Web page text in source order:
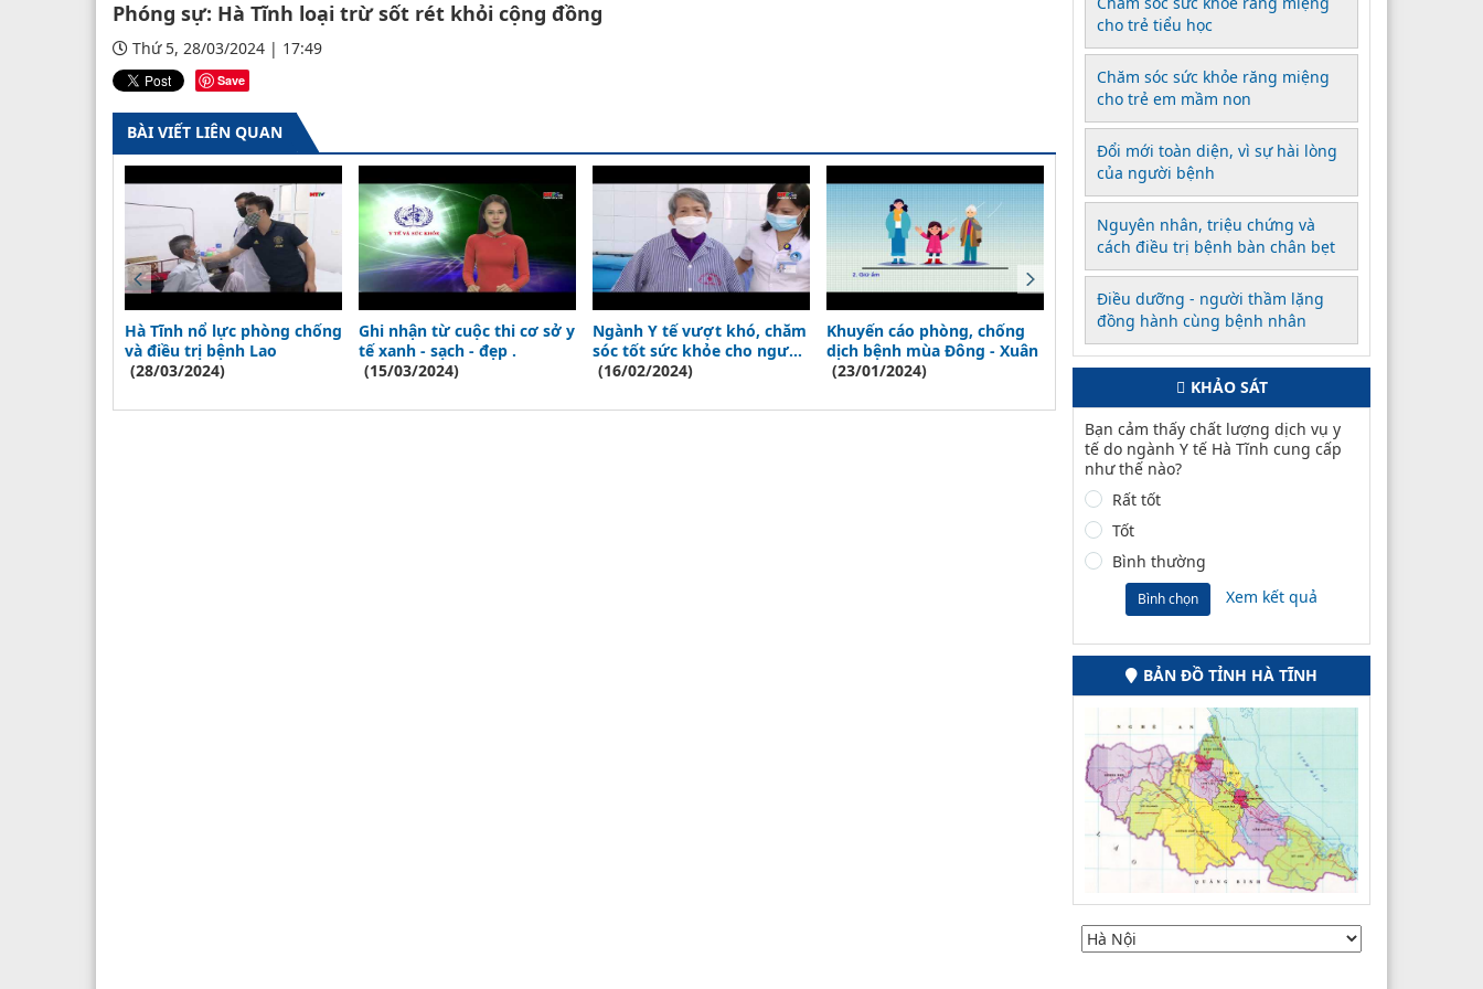
Phóng sự: Hà Tĩnh loại trừ sốt rét khỏi cộng đồng
Thứ 5, 28/03/2024 | 17:49
Save
BÀI VIẾT LIÊN QUAN
Hà Tĩnh nổ lực phòng chống
và điều trị bệnh Lao
(28/03/2024)
Ghi nhận từ cuộc thi cơ sở y
tế xanh - sạch - đẹp .
(15/03/2024)
Ngành Y tế vượt khó, chăm
sóc tốt sức khỏe cho người
dân
(16/02/2024)
Khuyến cáo phòng, chống
dịch bệnh mùa Đông - Xuân
(23/01/2024)
Phóng sự: Bệnh rối loan lo
âu
(18/12/2023)
Bài học từ phòng chống
dịch sốt xuất huyết.
(18/12/2023)
cho trẻ tiểu học
Chăm sóc sức khỏe răng miệng
cho trẻ em mầm non
Đổi mới toàn diện, vì sự hài lòng
của người bệnh
Nguyên nhân, triệu chứng và
cách điều trị bệnh bàn chân bẹt
Điều dưỡng - người thầm lặng
đồng hành cùng bệnh nhân
KHẢO SÁT
Bạn cảm thấy chất lượng dịch vụ y
tế do ngành Y tế Hà Tĩnh cung cấp
như thế nào?
Rất tốt
Tốt
Bình thường
Bình chọn Xem kết quả
BẢN ĐỒ TỈNH HÀ TĨNH